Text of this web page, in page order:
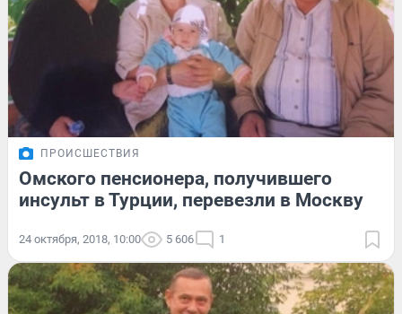
ПРОИСШЕСТВИЯ
Омского пенсионера, получившего
инсульт в Турции, перевезли в Москву
24 октября, 2018, 10:00 5 606 1